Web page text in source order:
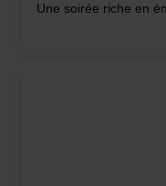
Une soirée riche en